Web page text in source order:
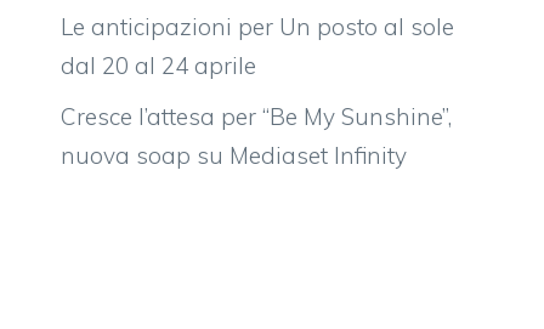
Le anticipazioni per Un posto al sole
dal 20 al 24 aprile
Cresce l’attesa per “Be My Sunshine”,
nuova soap su Mediaset Infinity